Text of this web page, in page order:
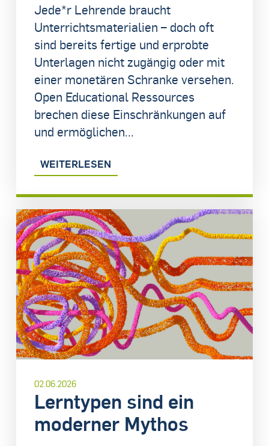
Jede*r Lehrende braucht
Unterrichtsmaterialien – doch oft
sind bereits fertige und erprobte
Unterlagen nicht zugängig oder mit
einer monetären Schranke versehen.
Open Educational Ressources
brechen diese Einschränkungen auf
und ermöglichen...
WEITERLESEN
02.06.2026
Lerntypen sind ein
moderner Mythos